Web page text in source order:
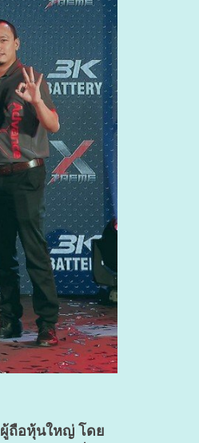
ถือหุ้นใหญ่ โดย